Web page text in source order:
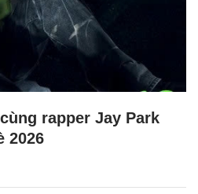
rapper Jay Park
2026